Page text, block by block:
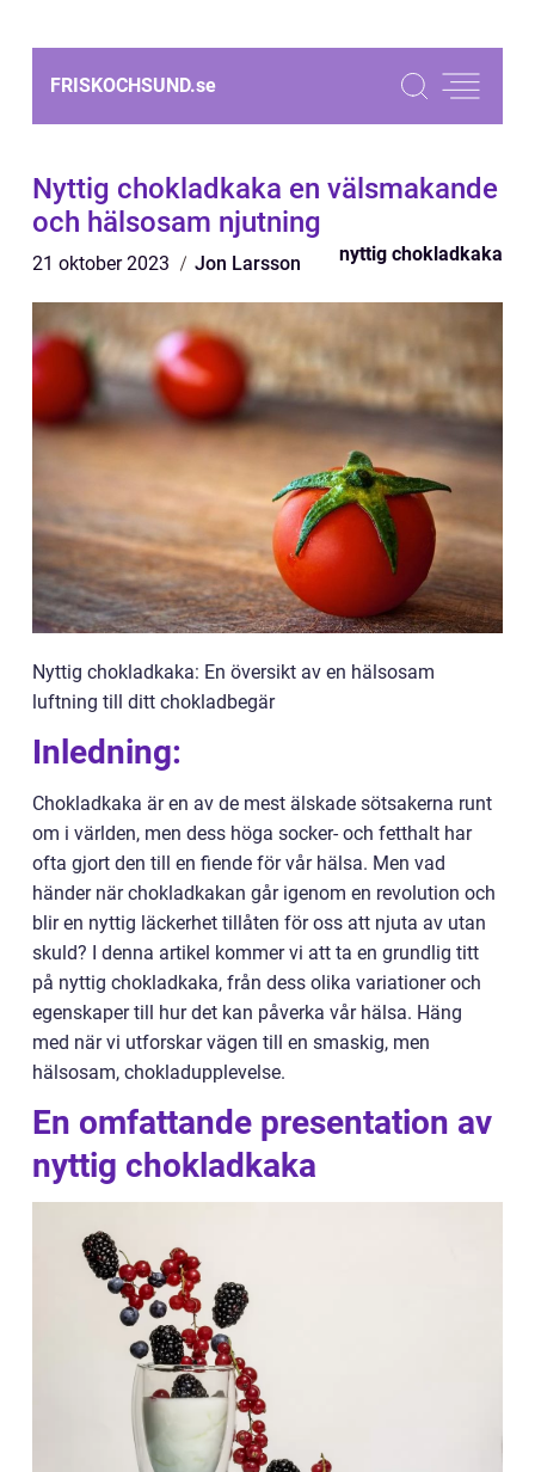
FRISKOCHSUND.se
Nyttig chokladkaka en välsmakande
och hälsosam njutning
21 oktober 2023 Jon Larsson nyttig chokladkaka
Nyttig chokladkaka: En översikt av en hälsosam
luftning till ditt chokladbegär
Inledning:
Chokladkaka är en av de mest älskade sötsakerna runt
om i världen, men dess höga socker- och fetthalt har
ofta gjort den till en fiende för vår hälsa. Men vad
händer när chokladkakan går igenom en revolution och
blir en nyttig läckerhet tillåten för oss att njuta av utan
skuld? I denna artikel kommer vi att ta en grundlig titt
på nyttig chokladkaka, från dess olika variationer och
egenskaper till hur det kan påverka vår hälsa. Häng
med när vi utforskar vägen till en smaskig, men
hälsosam, chokladupplevelse.
En omfattande presentation av
nyttig chokladkaka